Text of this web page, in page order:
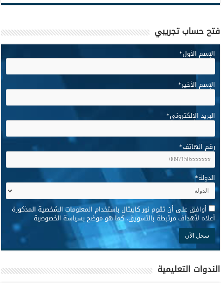
فتح حساب تجريبي
الإسم الأول*
الإسم الأخير*
البريد الإلكتروني*
رقم الهاتف*
الدولة*
* أوافق على أن تقوم نور كابيتال باستخدام المعلومات الشخصية المذكورة
أعلاه لأهداف مرتبطة بالتسويق، كما هو موضح بسياسة الخصوصية
الندوات التعليمية